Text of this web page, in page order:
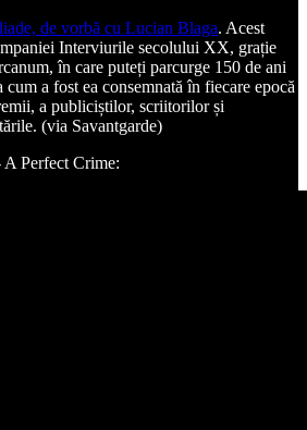
de vorbă cu Lucian Blaga. Acest
Interviurile secolului XX, grație
în care puteți parcurge 150 de ani
a fost ea consemnată în fiecare epocă
a publiciștilor, scriitorilor și
(via Savantgarde)
Perfect Crime: